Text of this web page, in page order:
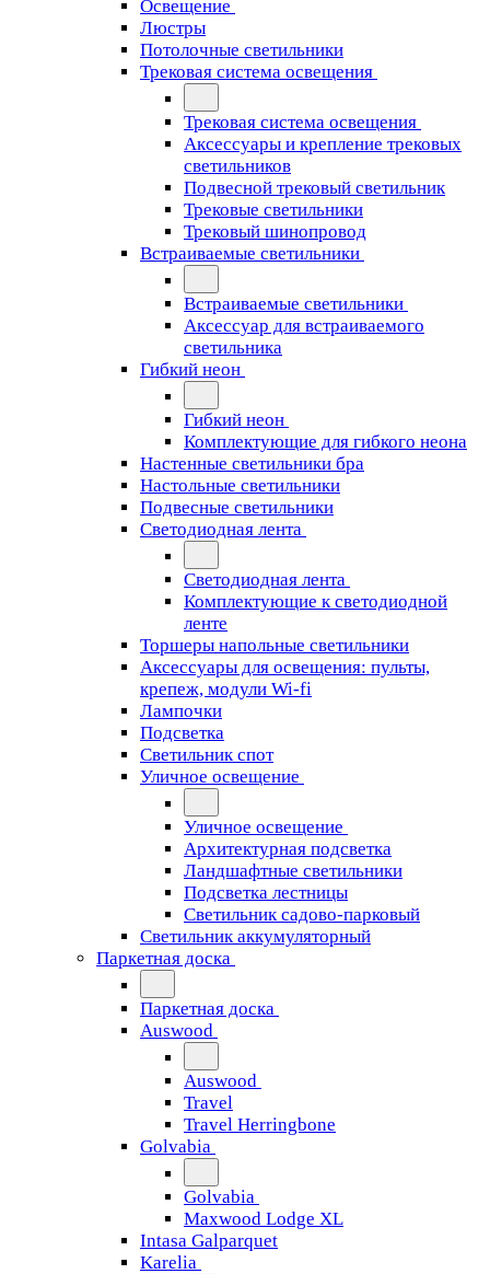
Освещение
Люстры
Потолочные светильники
Трековая система освещения
Трековая система освещения
Аксессуары и крепление трековых
светильников
Подвесной трековый светильник
Трековые светильники
Трековый шинопровод
Встраиваемые светильники
Встраиваемые светильники
Аксессуар для встраиваемого
светильника
Гибкий неон
Гибкий неон
Комплектующие для гибкого неона
Настенные светильники бра
Настольные светильники
Подвесные светильники
Светодиодная лента
Светодиодная лента
Комплектующие к светодиодной
ленте
Торшеры напольные светильники
Аксессуары для освещения: пульты,
крепеж, модули Wi-fi
Лампочки
Подсветка
Светильник спот
Уличное освещение
Уличное освещение
Архитектурная подсветка
Ландшафтные светильники
Подсветка лестницы
Светильник садово-парковый
Светильник аккумуляторный
Паркетная доска
Паркетная доска
Auswood
Auswood
Travel
Travel Herringbone
Golvabia
Golvabia
Maxwood Lodge XL
Intasa Galparquet
Karelia